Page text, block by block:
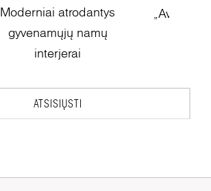
Moderniai atrodantys
gyvenamųjų namų
interjerai
„Avant-
ATSISIŲSTI